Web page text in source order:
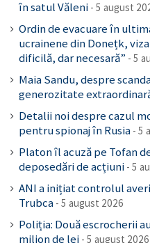
în satul Văleni 5 august
Ordin de evacuare în
ucrainene din Donețk,
dificilă, dar necesară”
5
Maia Sandu, despre
generozitate
Detalii noi despre cazul
pentru spionaj în Rusia 5
Platon îl acuză pe Tofan
deposedări de acțiuni 5
ANI a inițiat controlul
Trubca 5 august 2026
Poliția: Două escrocherii
milion de lei 5 august 2026